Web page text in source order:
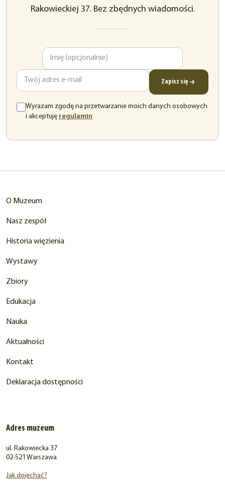
Rakowieckiej 37. Bez zbędnych wiadomości.
Zapisz się
Wyrażam zgodę na przetwarzanie moich danych osobowych
i akceptuję regulamin
O Muzeum
Nasz zespół
Historia więzienia
Wystawy
Zbiory
Edukacja
Nauka
Aktualności
Kontakt
Deklaracja dostępności
Adres muzeum
ul. Rakowiecka 37
02-521 Warszawa
Jak dojechać?